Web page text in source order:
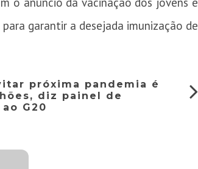
garantir a desejada imunização de
próxima pandemia é
diz painel de
G20